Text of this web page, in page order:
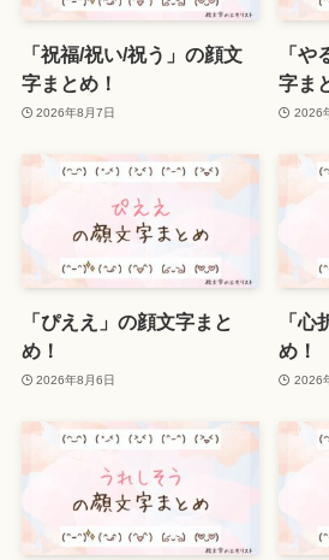
「祝福/祝い/祝う」の顔文
字まとめ！
2026年8月7日
「
字ま
2026
「ぴええ」の顔文字まと
め！
2026年8月6日
「
め！
2026